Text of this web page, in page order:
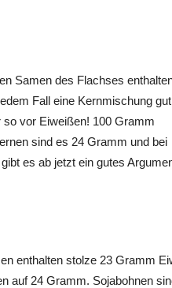
Samen des Flachses
Fall eine Kernmischung
vor Eiweißen! 100 Gramm
sind es 24 Gramm und bei
es ab jetzt ein gutes
enthalten stolze 23 Gramm
auf 24 Gramm. Sojabohnen